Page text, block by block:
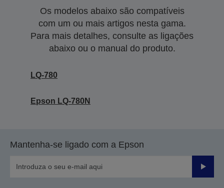
Os modelos abaixo são compatíveis
com um ou mais artigos nesta gama.
Para mais detalhes, consulte as ligações
abaixo ou o manual do produto.
LQ-780
Epson LQ-780N
Mantenha-se ligado com a Epson
Enviar